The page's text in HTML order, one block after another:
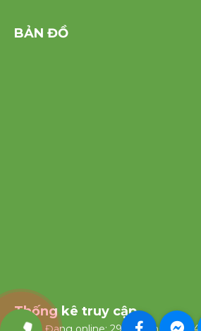
BẢN ĐỒ
Thống kê truy cập